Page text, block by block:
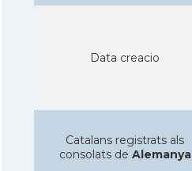
Data creacio
Catalans registrats als
consolats de Alemanya